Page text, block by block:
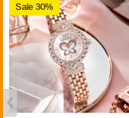
Sale 30%